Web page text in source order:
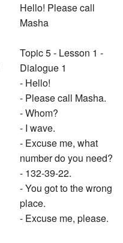
Hello! Please call
Masha
Topic 5 - Lesson 1 -
Dialogue 1
- Hello!
- Please call Masha.
- Whom?
- I wave.
- Excuse me, what
number do you need?
- 132-39-22.
- You got to the wrong
place.
- Excuse me, please.